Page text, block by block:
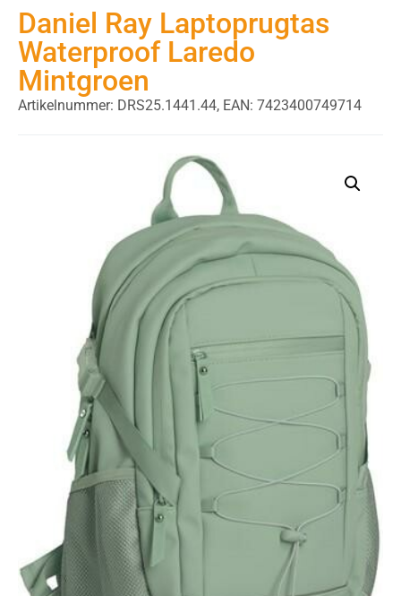
Daniel Ray Laptoprugtas
Waterproof Laredo
Mintgroen
Artikelnummer: DRS25.1441.44, EAN: 7423400749714